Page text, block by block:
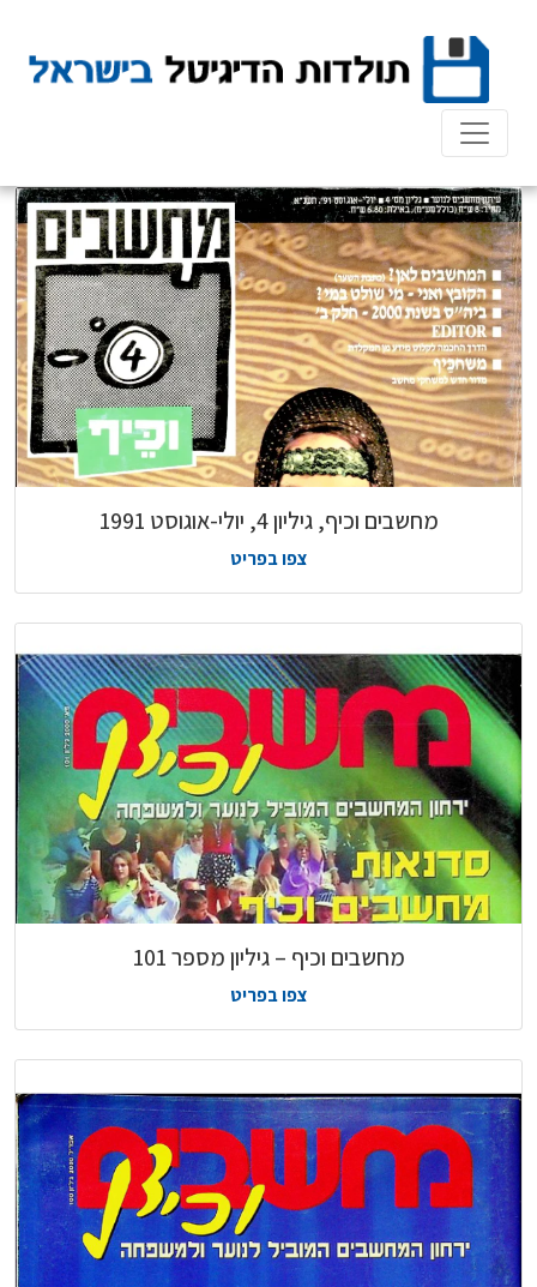
content
מחשבים וכיף, גיליון 4, יולי-אוגוסט 1991
צפו בפריט
מחשבים וכיף – גיליון מספר 101
צפו בפריט